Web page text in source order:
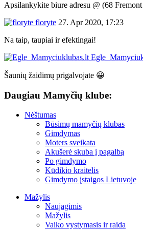
Apsilankykite biure adresu @ (68
floryte 27. Apr 2020, 17:23
Na taip, taupiai ir efektingai!
Šaunių žaidimų prigalvojate 😀
Daugiau Mamyčių klube:
Nėštumas
Būsimų mamyčių klubas
Gimdymas
Moters sveikata
Akušerė skuba į pagalbą
Po gimdymo
Kūdikio kraitelis
Gimdymo įstaigos Lietuvoje
Mažylis
Naujagimis
Mažylis
Vaiko vystymasis ir raida